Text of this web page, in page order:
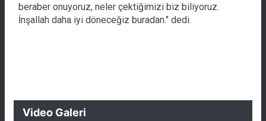
beraber onuyoruz, neler çektiğimizi biz biliyoruz.
İnşallah daha iyi döneceğiz buradan." dedi.
Video Galeri